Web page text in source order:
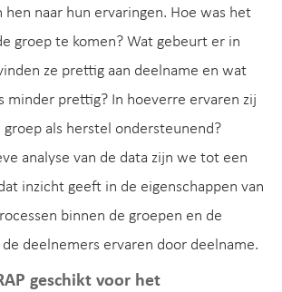
hen naar hun ervaringen. Hoe was het
groep te komen? Wat gebeurt er in
ze prettig aan deelname en wat
minder prettig? In hoeverre ervaren zij
groep als herstel ondersteunend?
analyse van de data zijn we tot een
inzicht geeft in de eigenschappen van
binnen de groepen en de
deelnemers ervaren door deelname.
geschikt voor het